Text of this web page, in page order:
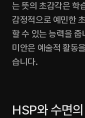
는 뜻의 초감각은 학
감정적으로 예민한
할 수 있는 능력을
미안은 예술적 활동
습니다.
HSP와 수면